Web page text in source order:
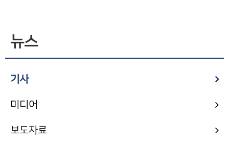
뉴스
기사
미디어
보도자료